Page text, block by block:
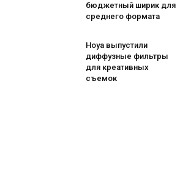
бюджетный ширик для
среднего формата
Hoya выпустили
диффузные фильтры
для креативных
съемок